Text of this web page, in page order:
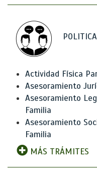
Actividad Física
Asesoramiento
Asesoramiento
Familia
Asesoramiento
Familia
MÁS TRÁMITES